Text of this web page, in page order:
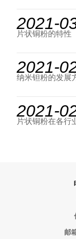
2021-
片状铜粉的特性
2021-
纳米钽粉的发展
2021-
片状铜粉在各行
邮